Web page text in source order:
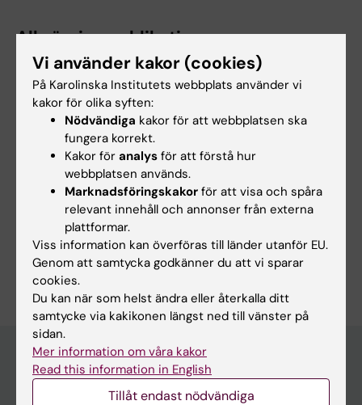
Alla övriga publikationer
DOCTORAL THESIS: 2019
Body posture and gravity as determinants of
lung perfusion and ventilation
Forskningsområden:
Anestesi och intensivvård
Är du Malin Ax?
Redigera din profil
Vi använder kakor (cookies)
På Karolinska Institutets webbplats använder vi
kakor för olika syften:
Nödvändiga kakor för att webbplatsen ska
fungera korrekt.
Kakor för analys för att förstå hur
webbplatsen används.
Marknadsföringskakor för att visa och spåra
relevant innehåll och annonser från externa
plattformar.
Viss information kan överföras till länder utanför EU.
Genom att samtycka godkänner du att vi sparar
cookies.
Du kan när som helst ändra eller återkalla ditt
samtycke via kakikonen längst ned till vänster på
sidan.
Mer information om våra kakor
Read this information in English
Tillåt endast nödvändiga